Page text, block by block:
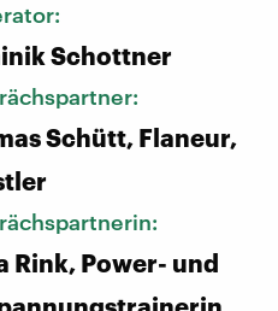
Schottner
Schütt, Flaneur,
Rink, Power- und